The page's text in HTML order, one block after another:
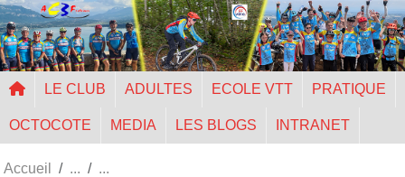
LE CLUB ADULTES ECOLE VTT PRATIQUE
OCTOCOTE MEDIA LES BLOGS INTRANET
Accueil
Panneau de gestion des cookies